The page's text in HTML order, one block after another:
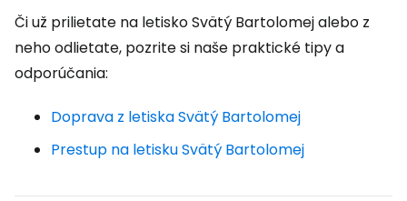
Či už prilietate na letisko Svätý Bartolomej alebo z
neho odlietate, pozrite si naše praktické tipy a
odporúčania:
Doprava z letiska Svätý Bartolomej
Prestup na letisku Svätý Bartolomej